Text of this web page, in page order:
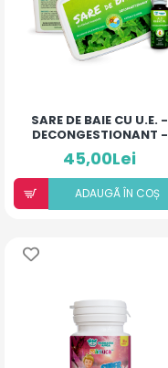
SARE DE BAIE CU U.E. -
DECONGESTIONANT -
500MG
45,00Lei
ADAUGÃ ÎN COȘ